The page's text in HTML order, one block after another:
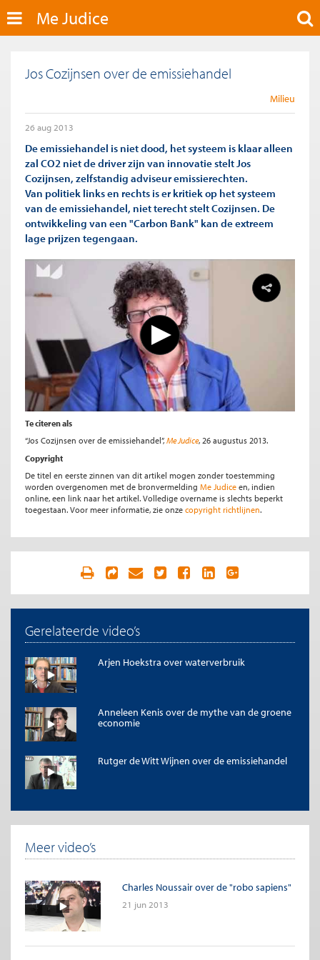
Me Judice
Jos Cozijnsen over de emissiehandel
Milieu
26 aug 2013
De emissiehandel is niet dood, het systeem is klaar alleen
zal CO2 niet de driver zijn van innovatie stelt Jos
Cozijnsen, zelfstandig adviseur emissierechten.
Van politiek links en rechts is er kritiek op het systeem
van de emissiehandel, niet terecht stelt Cozijnsen. De
ontwikkeling van een "Carbon Bank" kan de extreem
lage prijzen tegengaan.
Te citeren als
“Jos Cozijnsen over de emissiehandel”, Me Judice, 26 augustus 2013.
Copyright
De titel en eerste zinnen van dit artikel mogen zonder toestemming
worden overgenomen met de bronvermelding Me Judice en, indien
online, een link naar het artikel. Volledige overname is slechts beperkt
toegestaan. Voor meer informatie, zie onze copyright richtlijnen.
Gerelateerde video’s
Arjen Hoekstra over waterverbruik
Anneleen Kenis over de mythe van de groene
economie
Rutger de Witt Wijnen over de emissiehandel
Meer video’s
Charles Noussair over de "robo sapiens"
21 jun 2013